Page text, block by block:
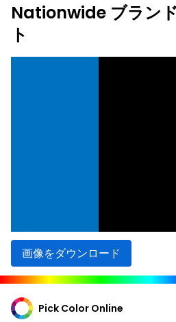
Nationwide ブラン
ト
画像をダウンロード
Pick Color Online